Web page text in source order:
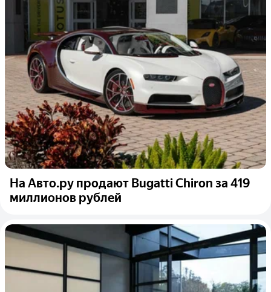
На Авто.ру продают Bugatti Chiron за 419
миллионов рублей